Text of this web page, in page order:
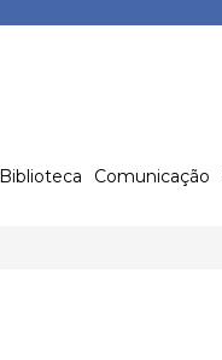
Biblioteca Comunicação